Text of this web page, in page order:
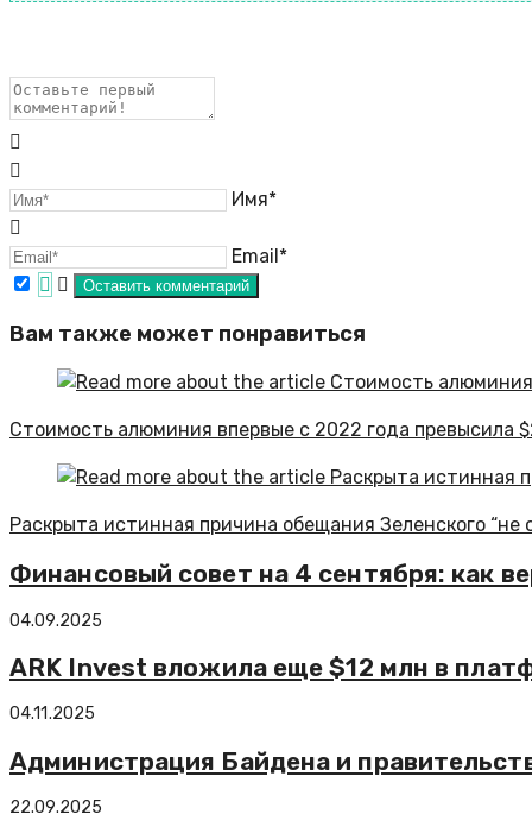
Имя*
Email*
Вам также может понравиться
Стоимость алюминия впервые с 2022 года превысила
Раскрыта истинная причина обещания Зеленского “не
Финансовый совет на 4 сентября: как
04.09.2025
ARK Invest вложила еще $12 млн в
04.11.2025
Администрация Байдена и
22.09.2025